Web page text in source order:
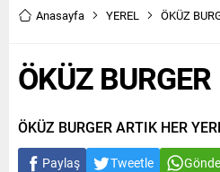
Anasayfa YEREL ÖKÜZ
ÖKÜZ BURGER
ÖKÜZ BURGER ARTIK HER
Paylaş Tweetle